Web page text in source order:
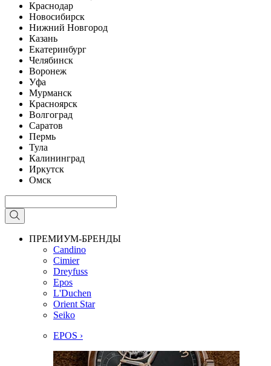
Краснодар
Новосибирск
Нижний Новгород
Казань
Екатеринбург
Челябинск
Воронеж
Уфа
Мурманск
Красноярск
Волгоград
Саратов
Пермь
Тула
Калининград
Иркутск
Омск
ПРЕМИУМ-БРЕНДЫ
Candino
Cimier
Dreyfuss
Epos
L'Duchen
Orient Star
Seiko
EPOS ›